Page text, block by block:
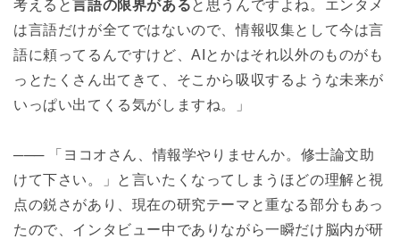
考えると言語の限界があると思うんですよね。エンタメ
は言語だけが全てではないので、情報収集として今は言
語に頼ってるんですけど、AIとかはそれ以外のものがも
っとたくさん出てきて、そこから吸収するような未来が
いっぱい出てくる気がしますね。」
─── 「ヨコオさん、情報学やりませんか。修士論文助
けて下さい。」と言いたくなってしまうほどの理解と視
点の鋭さがあり、現在の研究テーマと重なる部分もあっ
たので、インタビュー中でありながら一瞬だけ脳内が研